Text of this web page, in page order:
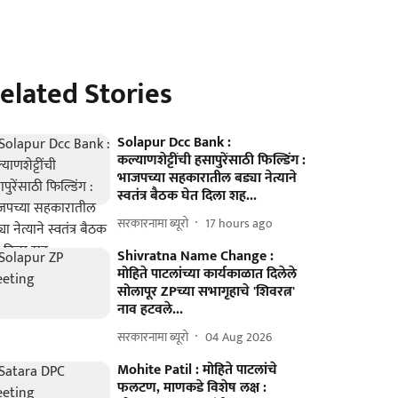
Stories
Solapur Dcc Bank :
कल्याणशेट्टींची हसापुरेंसाठी फिल्डिंग :
भाजपच्या सहकारातील बड्या नेत्याने
स्वतंत्र बैठक घेत दिला शह...
सरकारनामा ब्यूरो 17 hours ago
Shivratna Name Change :
मोहिते पाटलांच्या कार्यकाळात दिलेले
सोलापूर ZPच्या सभागृहाचे 'शिवरत्न'
नाव हटवले...
सरकारनामा ब्यूरो 04 Aug 2026
Mohite Patil : मोहिते पाटलांचे
फलटण, माणकडे विशेष लक्ष :